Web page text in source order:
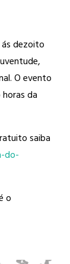
dezoito
O evento
da
saiba
do-
o